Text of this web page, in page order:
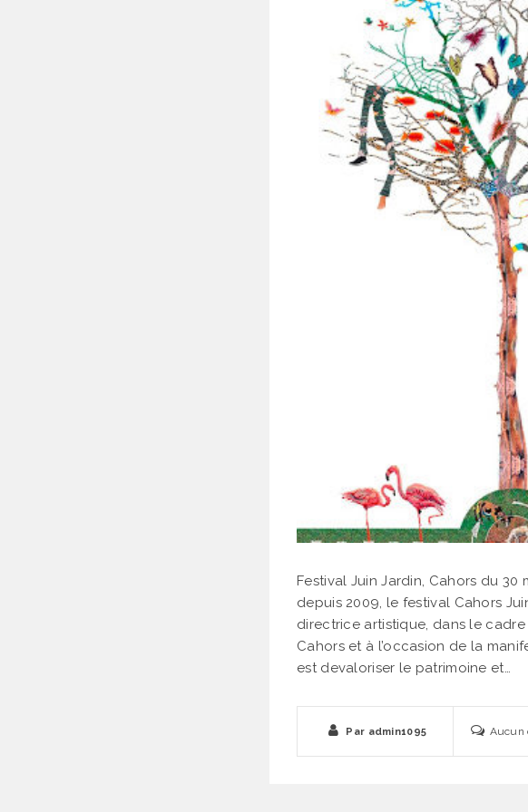
Festival Juin Jardin, Cahors du 30
depuis 2009, le festival Cahors
directrice artistique, dans le
Cahors et à l’occasion de la
est devaloriser le patrimoine et…
Par admin1095 Aucun